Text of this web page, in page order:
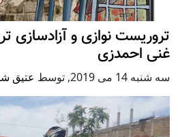
تروریست نوازی و
غنی احمدزی
سه شنبه 14 می 2019 , توسط عتیق